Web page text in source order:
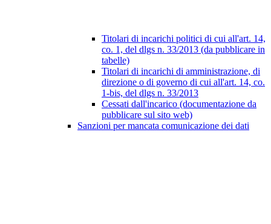
Titolari di incarichi politici di cui all'art. 14,
co. 1, del dlgs n. 33/2013 (da pubblicare in
tabelle)
Titolari di incarichi di amministrazione, di
direzione o di governo di cui all'art. 14, co.
1-bis, del dlgs n. 33/2013
Cessati dall'incarico (documentazione da
pubblicare sul sito web)
Sanzioni per mancata comunicazione dei dati